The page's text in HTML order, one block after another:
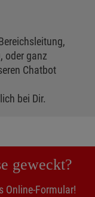
oder ganz
Chatbot
bei Dir.
geweckt?
Online-Formular!